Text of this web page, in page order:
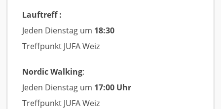
Lauftreff :
Jeden Dienstag um 18:30
Treffpunkt JUFA Weiz
Nordic Walking:
Jeden Dienstag um 17:00 Uhr
Treffpunkt JUFA Weiz